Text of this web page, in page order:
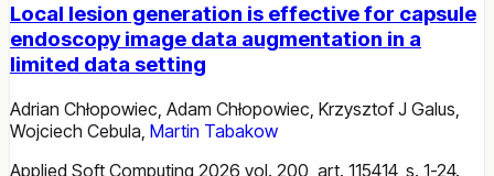
Local lesion generation is effective for capsule
endoscopy image data augmentation in a
limited data setting
Adrian Chłopowiec Adam Chłopowiec Krzysztof J Galus
Wojciech Cebula Martin Tabakow
Applied Soft Computing 2026 vol. 200, art. 115414, s. 1-24.